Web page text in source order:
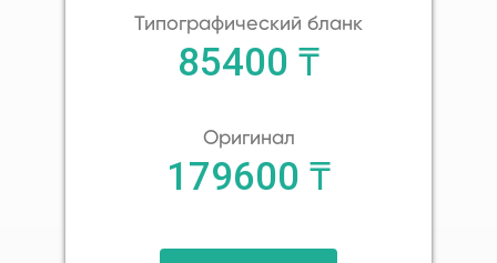
Типографический бланк
85400 ₸
Оригинал
179600 ₸